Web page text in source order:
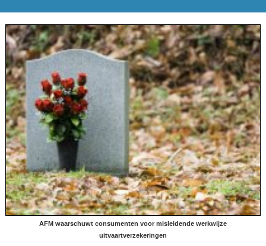
AFM waarschuwt consumenten voor misleidende werkwijze
uitvaartverzekeringen